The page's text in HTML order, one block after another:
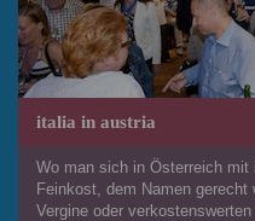
italia in austria
Wo man sich in Österreich mit
Feinkost, dem Namen
Vergine oder